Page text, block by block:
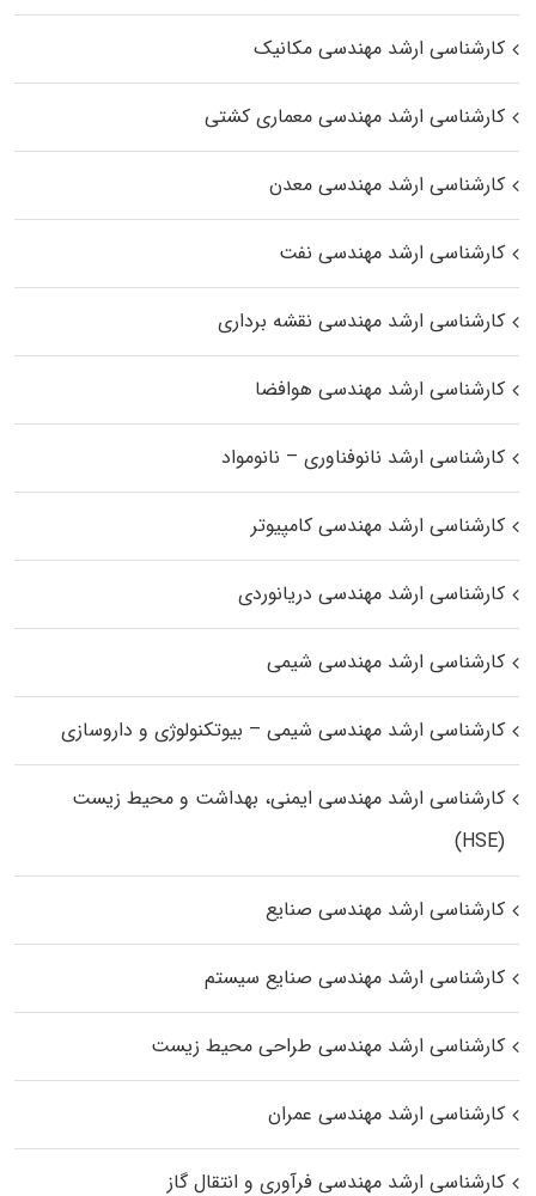
کارشناسی ارشد مهندسی مکانیک
کارشناسی ارشد مهندسی معماری کشتی
کارشناسی ارشد مهندسی معدن
کارشناسی ارشد مهندسی نفت
کارشناسی ارشد مهندسی نقشه برداری
کارشناسی ارشد مهندسی هوافضا
کارشناسی ارشد نانوفناوری – نانومواد
کارشناسی ارشد مهندسی کامپیوتر
کارشناسی ارشد مهندسی دریانوردی
کارشناسی ارشد مهندسی شیمی
کارشناسی ارشد مهندسی شیمی – بیوتکنولوژی و داروسازی
کارشناسی ارشد مهندسی ایمنی، بهداشت و محیط زیست
(HSE)
کارشناسی ارشد مهندسی صنایع
کارشناسی ارشد مهندسی صنایع سیستم
کارشناسی ارشد مهندسی طراحی محیط زیست
کارشناسی ارشد مهندسی عمران
کارشناسی ارشد مهندسی فرآوری و انتقال گاز